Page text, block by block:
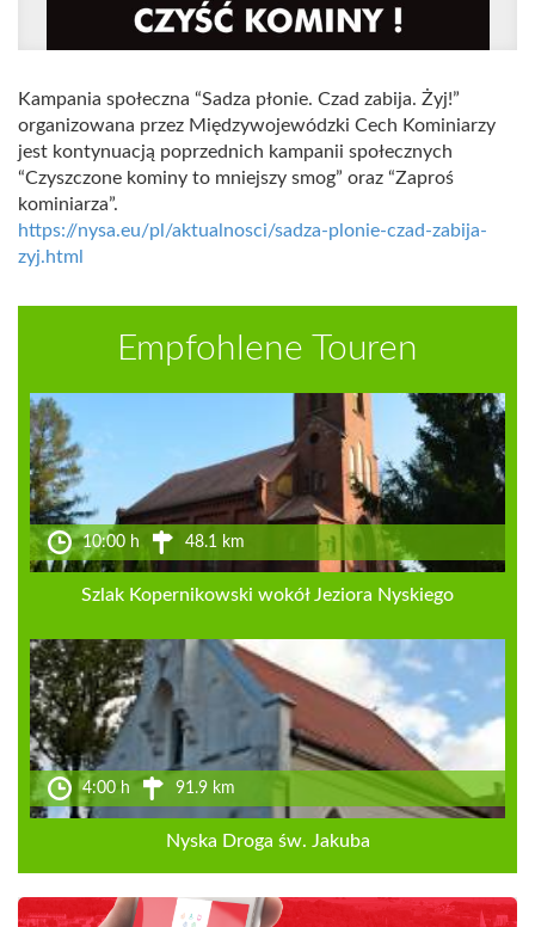
Kampania społeczna “Sadza płonie. Czad zabija. Żyj!”
organizowana przez Międzywojewódzki Cech Kominiarzy
jest kontynuacją poprzednich kampanii społecznych
“Czyszczone kominy to mniejszy smog” oraz “Zaproś
kominiarza”.
https://nysa.eu/pl/aktualnosci/sadza-plonie-czad-zabija-
zyj.html
Empfohlene Touren
10:00 h 48.1 km
Szlak Kopernikowski wokół Jeziora Nyskiego
4:00 h 91.9 km
Nyska Droga św. Jakuba